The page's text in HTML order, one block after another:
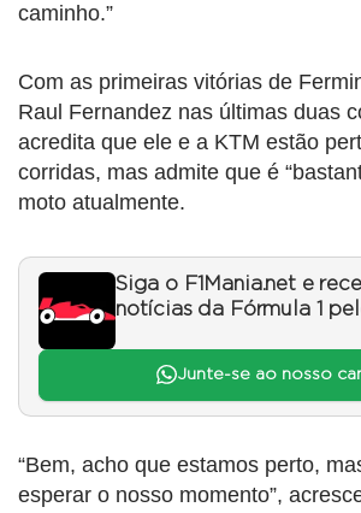
caminho.”
Com as primeiras vitórias de
Raul Fernandez nas últimas duas
acredita que ele e a KTM estão
corridas, mas admite que é
moto atualmente.
Siga o F1Mania.net e
notícias da Fórmula 1
Junte-se ao nosso
“Bem, acho que estamos perto,
esperar o nosso momento”,